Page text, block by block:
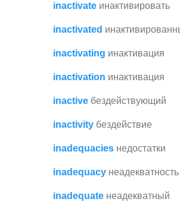
inactivate инактивировать
inactivated
inactivating инактивация
inactivation инактивация
inactive бездействующий
inactivity бездействие
inadequacies недостатки
inadequacy неадекватность
inadequate неадекватный